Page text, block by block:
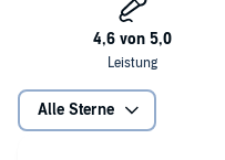
Alle Sterne